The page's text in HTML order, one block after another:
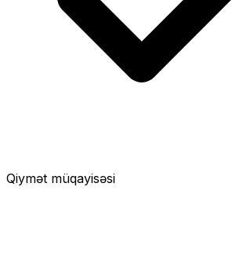
Qiymət müqayisəsi